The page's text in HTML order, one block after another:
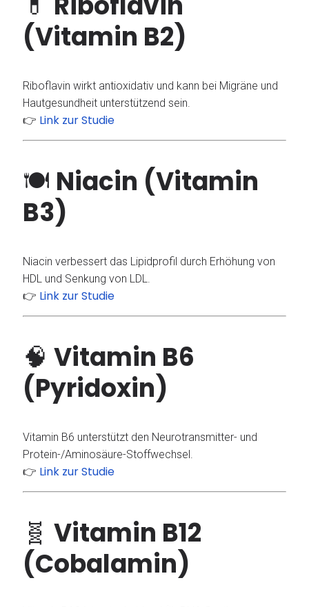
(Vitamin B2)
Riboflavin wirkt antioxidativ und kann bei Migräne und
Hautgesundheit unterstützend sein.
👉 Link zur Studie
🍽 Niacin (Vitamin
B3)
Niacin verbessert das Lipidprofil durch Erhöhung von
HDL und Senkung von LDL.
👉 Link zur Studie
🧠 Vitamin B6
(Pyridoxin)
Vitamin B6 unterstützt den Neurotransmitter- und
Protein-/Aminosäure-Stoffwechsel.
👉 Link zur Studie
🧬 Vitamin B12
(Cobalamin)